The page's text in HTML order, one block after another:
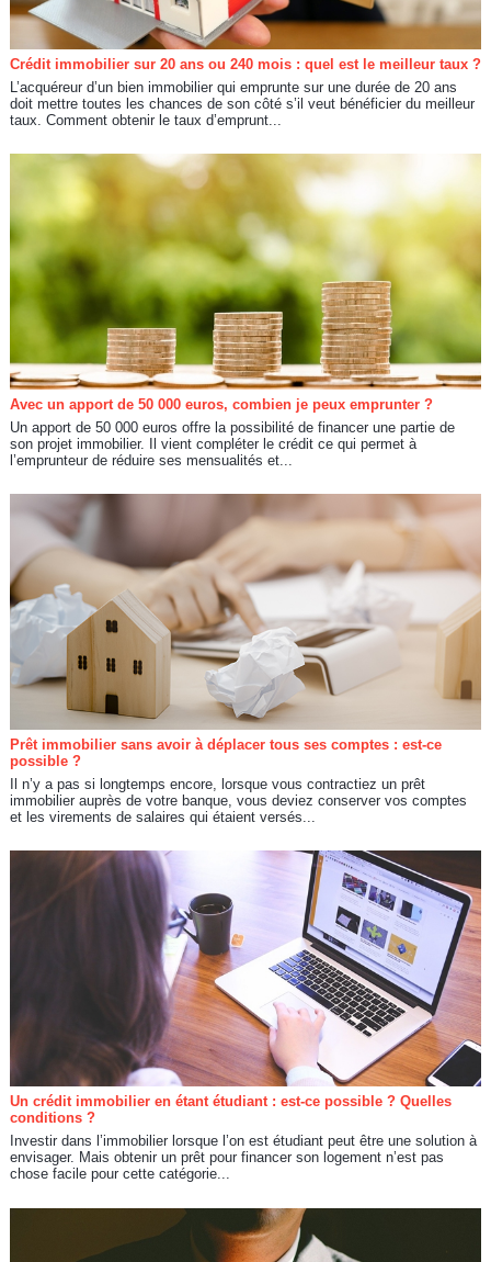
Crédit immobilier sur 20 ans ou 240 mois : quel est le meilleur taux ?
L’acquéreur d’un bien immobilier qui emprunte sur une durée de 20 ans
doit mettre toutes les chances de son côté s’il veut bénéficier du meilleur
taux. Comment obtenir le taux d’emprunt...
Avec un apport de 50 000 euros, combien je peux emprunter ?
Un apport de 50 000 euros offre la possibilité de financer une partie de
son projet immobilier. Il vient compléter le crédit ce qui permet à
l’emprunteur de réduire ses mensualités et...
Prêt immobilier sans avoir à déplacer tous ses comptes : est-ce
possible ?
Il n’y a pas si longtemps encore, lorsque vous contractiez un prêt
immobilier auprès de votre banque, vous deviez conserver vos comptes
et les virements de salaires qui étaient versés...
Un crédit immobilier en étant étudiant : est-ce possible ? Quelles
conditions ?
Investir dans l’immobilier lorsque l’on est étudiant peut être une solution à
envisager. Mais obtenir un prêt pour financer son logement n’est pas
chose facile pour cette catégorie...